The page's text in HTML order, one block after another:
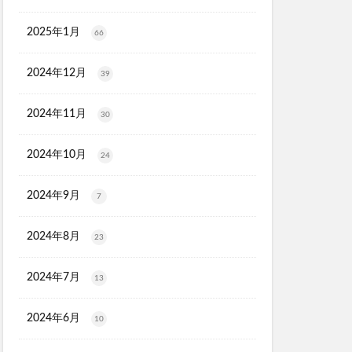
マートミニ)
マーキュリーデュオ
イヤー
キナーゼ
2025年1月 66
2024年12月 39
2024年11月 30
2024年10月 24
2024年9月 7
2024年8月 23
2024年7月 13
2024年6月 10